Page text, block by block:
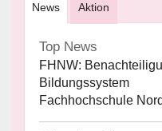
News Aktion
Top News
FHNW:
Bildungssystem
Fachhochschule